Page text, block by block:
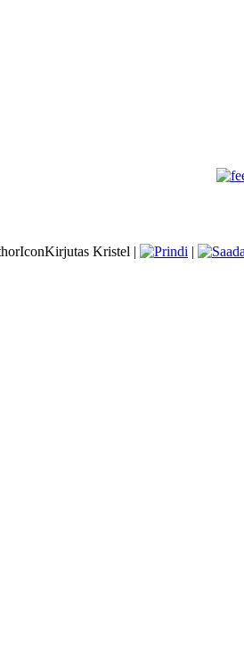
Kirjutas Kristel |
|